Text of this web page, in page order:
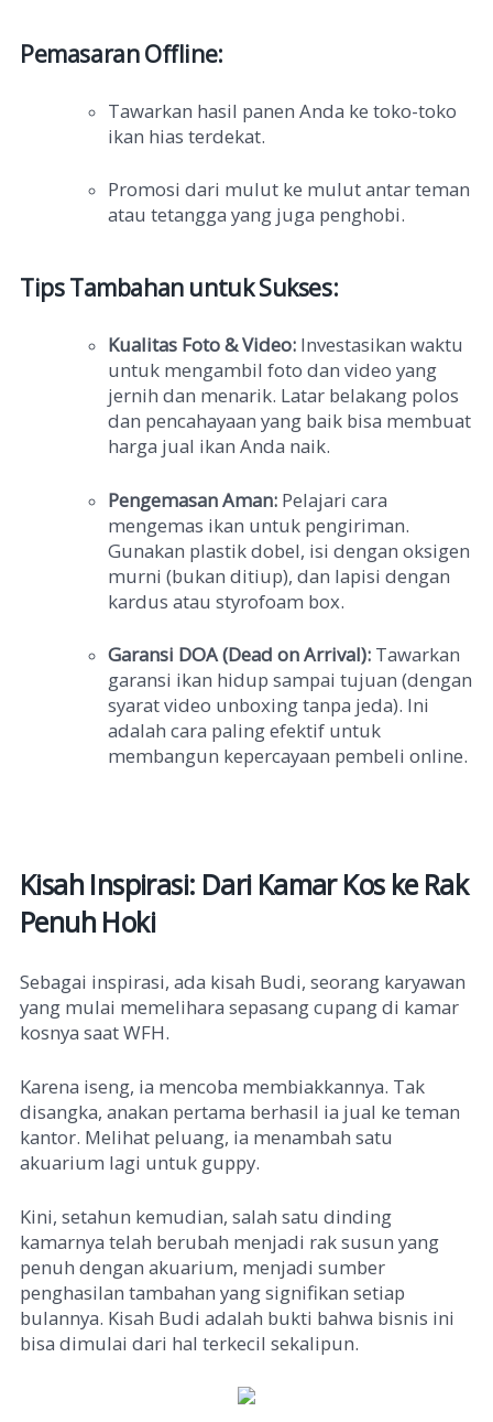
Pemasaran Offline:
Tawarkan hasil panen Anda ke toko-toko
ikan hias terdekat.
Promosi dari mulut ke mulut antar teman
atau tetangga yang juga penghobi.
Tips Tambahan untuk Sukses:
Kualitas Foto & Video: Investasikan waktu
untuk mengambil foto dan video yang
jernih dan menarik. Latar belakang polos
dan pencahayaan yang baik bisa membuat
harga jual ikan Anda naik.
Pengemasan Aman: Pelajari cara
mengemas ikan untuk pengiriman.
Gunakan plastik dobel, isi dengan oksigen
murni (bukan ditiup), dan lapisi dengan
kardus atau styrofoam box.
Garansi DOA (Dead on Arrival): Tawarkan
garansi ikan hidup sampai tujuan (dengan
syarat video unboxing tanpa jeda). Ini
adalah cara paling efektif untuk
membangun kepercayaan pembeli online.
Kisah Inspirasi: Dari Kamar Kos ke Rak
Penuh Hoki
Sebagai inspirasi, ada kisah Budi, seorang karyawan
yang mulai memelihara sepasang cupang di kamar
kosnya saat WFH.
Karena iseng, ia mencoba membiakkannya. Tak
disangka, anakan pertama berhasil ia jual ke teman
kantor. Melihat peluang, ia menambah satu
akuarium lagi untuk guppy.
Kini, setahun kemudian, salah satu dinding
kamarnya telah berubah menjadi rak susun yang
penuh dengan akuarium, menjadi sumber
penghasilan tambahan yang signifikan setiap
bulannya. Kisah Budi adalah bukti bahwa bisnis ini
bisa dimulai dari hal terkecil sekalipun.